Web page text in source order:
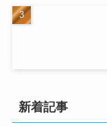
新着記事